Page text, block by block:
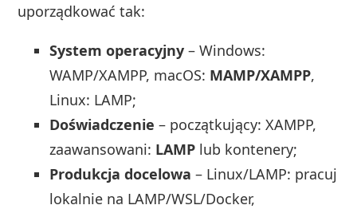
uporządkować tak:
System operacyjny – Windows:
WAMP/XAMPP, macOS: MAMP/XAMPP,
Linux: LAMP;
Doświadczenie – początkujący: XAMPP,
zaawansowani: LAMP lub kontenery;
Produkcja docelowa – Linux/LAMP: pracuj
lokalnie na LAMP/WSL/Docker,